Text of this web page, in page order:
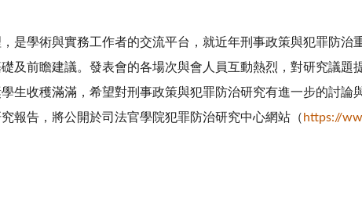
是學術與實務工作者的交流平台，就近年刑事政策與犯罪防治
及前瞻建議。發表會的各場次與會人員互動熱烈，對研究議題
生收穫滿滿，希望對刑事政策與犯罪防治研究有進一步的討論
報告，將公開於司法官學院犯罪防治研究中心網站（ https://